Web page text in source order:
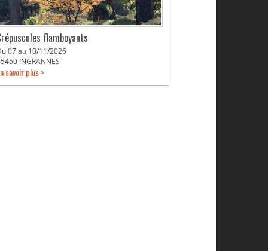
flamboyants
07 au 10/11/2026
INGRANNES
savoir plus >